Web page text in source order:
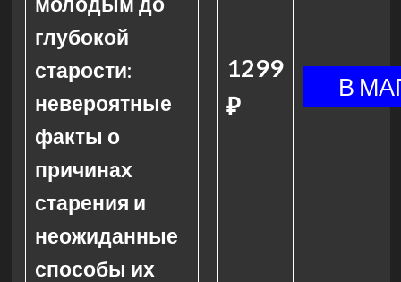
глубокой
старости:
невероятные
факты о
причинах
старения и
неожиданные
способы их
1299
₽